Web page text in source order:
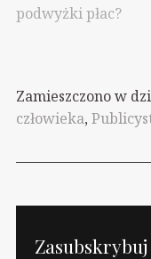
podwyżki płac?
Zamieszczono w
człowieka,